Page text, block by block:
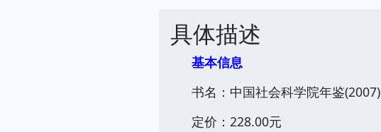
具体描述
基本信息
书名：中国社会科学院年鉴(2007)
定价：228.00元